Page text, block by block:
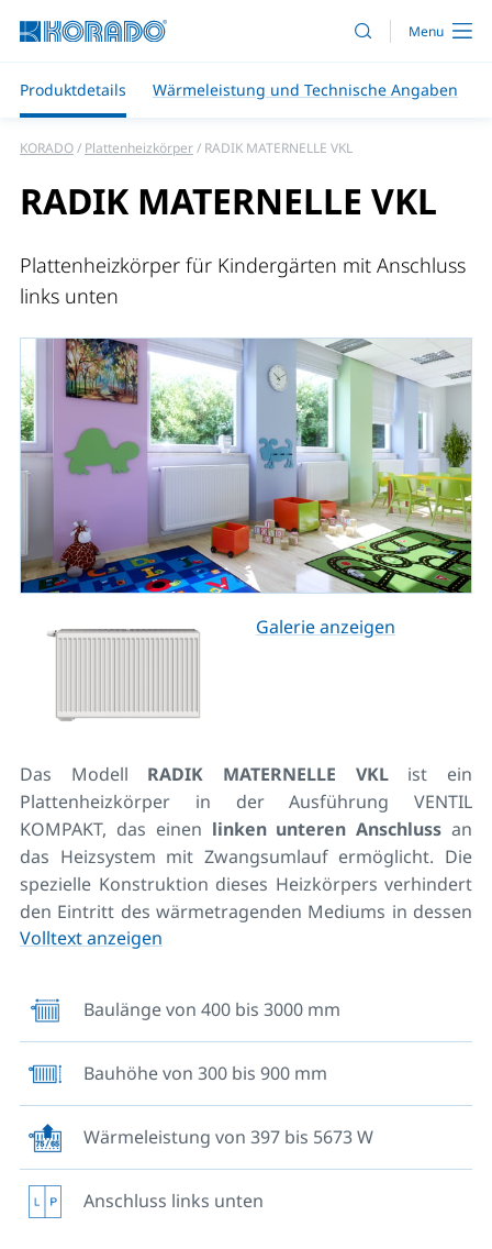
Produktdetails Wärmeleistung und Technische Angaben
KORADO Plattenheizkörper RADIK MATERNELLE VKL
RADIK MATERNELLE VKL
Plattenheizkörper für Kindergärten mit Anschluss
links unten
Galerie anzeigen
Das Modell RADIK MATERNELLE VKList ein
Plattenheizkörper in der Ausführung VENTIL
KOMPAKT, das einen linken unteren Anschluss an
das Heizsystem mit Zwangsumlauf ermöglicht. Die
spezielle Konstruktion dieses Heizkörpers verhindert
den Eintritt des wärmetragenden Mediums in dessen
Frontplatte. Hiermit wird eine sichere
zwei obere und untere Laschen angeschweißt, für die
BL 1800 mm und längere Heizkörper sind sechs
Laschen vorgesehen.
Volltext anzeigen
Baulänge von 400 bis 3000 mm
Bauhöhe von 300 bis 900 mm
Wärmeleistung von 397 bis 5673 W
Anschluss links unten